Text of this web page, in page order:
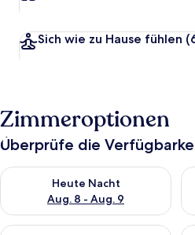
Sich wie zu Hause fühlen
Zimmeroptionen
Überprüfe die
Heute Nacht
Aug. 8 - Aug. 9
Überprüfe die Verfügbarkeit für